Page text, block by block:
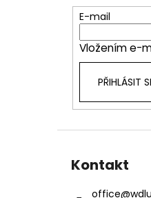
E-mail
Vložením e-
PŘIHLÁSIT
Kontakt
office@